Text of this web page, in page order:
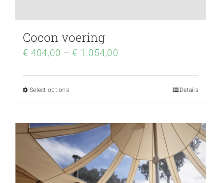
Cocon voering
€ 404,00 –€ 1.054,00
Select options Details